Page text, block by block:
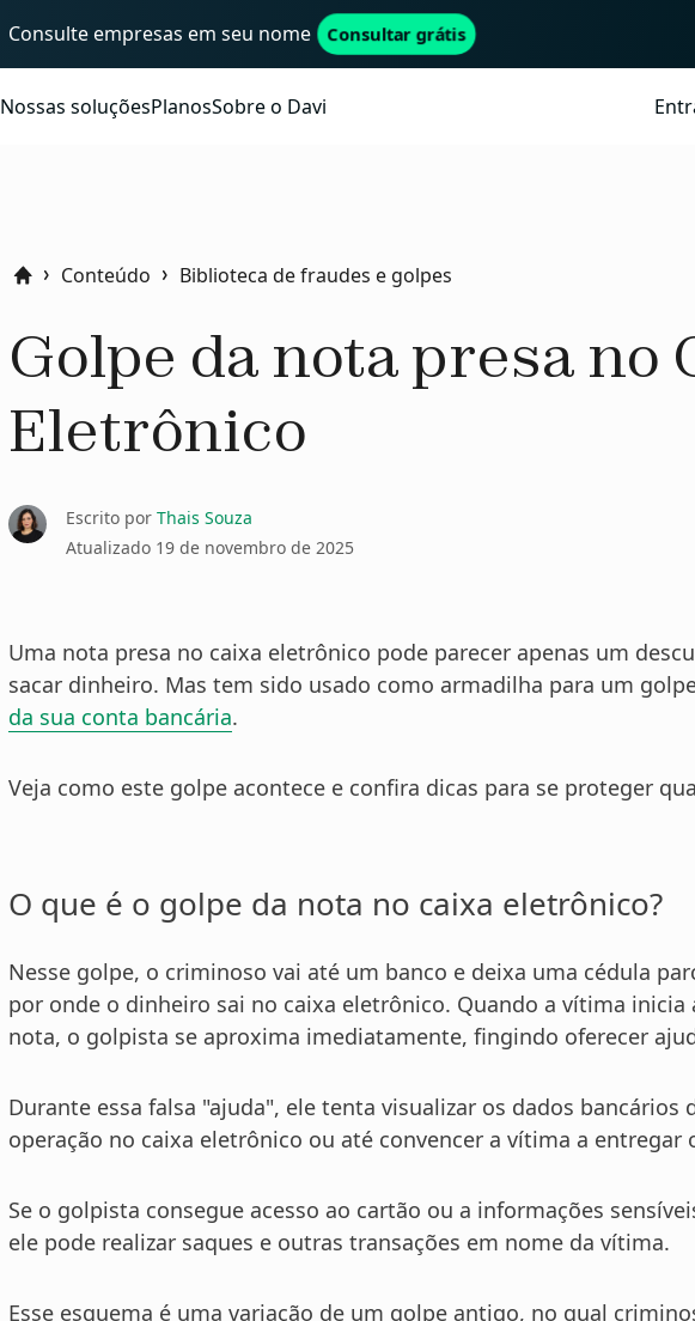
Consulte empresas em seu nome Consultar grátis
Nossas soluçõesPlanosSobre o Davi
HomeConteúdo Biblioteca de fraudes e golpes
Golpe da nota presa no
Eletrônico
Escrito por Thais Souza
Atualizado 19 de novembro de 2025
Uma nota presa no caixa eletrônico pode parecer apenas um
sacar dinheiro. Mas tem sido usado como armadilha para um
da sua conta bancária.
Veja como este golpe acontece e confira dicas para se proteger
O que é o golpe da nota no caixa eletrônico?
Nesse golpe, o criminoso vai até um banco e deixa uma cédula
por onde o dinheiro sai no caixa eletrônico. Quando a vítima inicia
nota, o golpista se aproxima imediatamente, fingindo oferecer
Durante essa falsa "ajuda", ele tenta visualizar os dados bancários
operação no caixa eletrônico ou até convencer a vítima a entregar
Se o golpista consegue acesso ao cartão ou a informações
ele pode realizar saques e outras transações em nome da vítima.
Esse esquema é uma variação de um golpe antigo, no qual